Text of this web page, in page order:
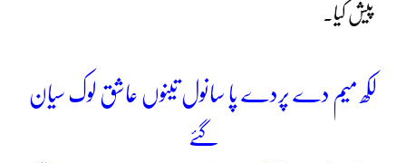
پیش کیا۔
لکھ میم دے پردے پا سانول تینوں عاشق لوک سیان
گئے